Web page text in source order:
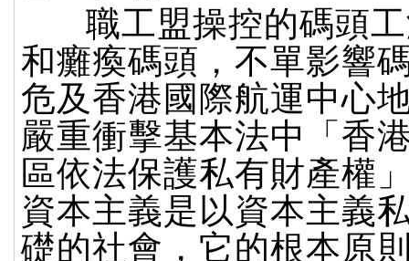
職工盟操控的碼頭
和癱瘓碼頭，不單影響
危及香港國際航運中心
嚴重衝擊基本法中「香
區依法保護私有財產權
資本主義是以資本主義
礎的社會，它的根本原